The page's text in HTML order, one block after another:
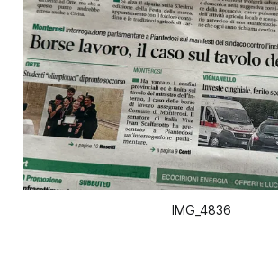
IMG_4836